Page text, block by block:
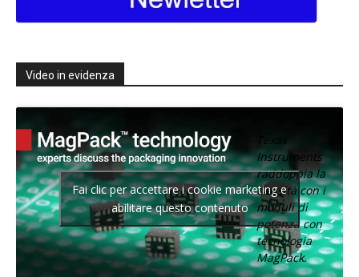
Video in evidenza
Texas
Instruments
raddoppia la
densità con i
moduli di
potenza con
tecnologia
MagPack.
Fai clic per accettare i cookie marketing e
abilitare questo contenuto